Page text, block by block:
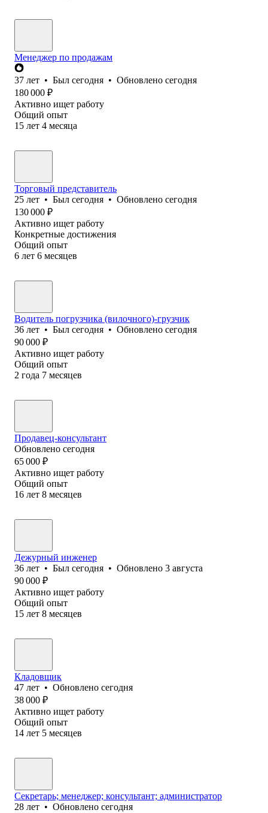
Менеджер по продажам
37 лет • Был сегодня • Обновлено сегодня
180 000 ₽
Активно ищет работу
Общий опыт
15 лет 4 месяца
Торговый представитель
25 лет • Был сегодня • Обновлено сегодня
130 000 ₽
Активно ищет работу
Конкретные достижения
Общий опыт
6 лет 6 месяцев
Водитель погрузчика (вилочного)-грузчик
36 лет • Был сегодня • Обновлено сегодня
90 000 ₽
Активно ищет работу
Общий опыт
2 года 7 месяцев
Продавец-консультант
Обновлено сегодня
65 000 ₽
Активно ищет работу
Общий опыт
16 лет 8 месяцев
Дежурный инженер
36 лет • Был сегодня • Обновлено 3 августа
90 000 ₽
Активно ищет работу
Общий опыт
15 лет 8 месяцев
Кладовщик
47 лет • Обновлено сегодня
38 000 ₽
Активно ищет работу
Общий опыт
14 лет 5 месяцев
Секретарь; менеджер; консультант; администратор
28 лет • Обновлено сегодня